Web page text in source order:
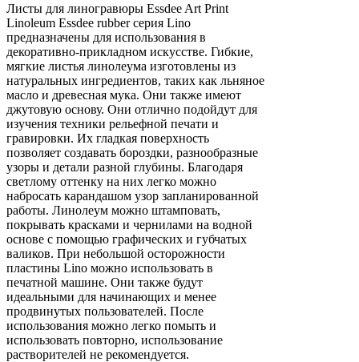
Листы для линогравюры Essdee Art Print
Linoleum Essdee rubber серия Lino
предназначены для использования в
декоративно-прикладном искусстве. Гибкие,
мягкие листья линолеума изготовлены из
натуральных ингредиентов, таких как льняное
масло и древесная мука. Они также имеют
джутовую основу. Они отлично подойдут для
изучения техники рельефной печати и
гравировки. Их гладкая поверхность
позволяет создавать бороздки, разнообразные
узоры и детали разной глубины. Благодаря
светлому оттенку на них легко можно
набросать карандашом узор запланированной
работы. Линолеум можно штамповать,
покрывать красками и чернилами на водной
основе с помощью графических и губчатых
валиков. При небольшой осторожности
пластины Lino можно использовать в
печатной машине. Они также будут
идеальными для начинающих и менее
продвинутых пользователей. После
использования можно легко помыть и
использовать повторно, использование
растворителей не рекомендуется.